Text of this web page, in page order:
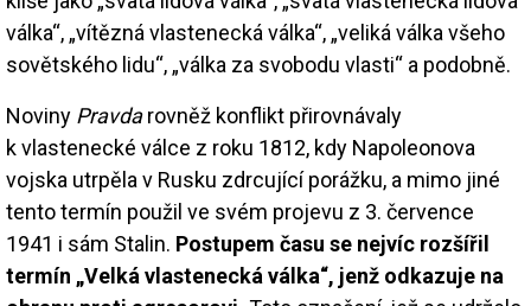
válka“, „vítězná vlastenecká válka“, „veliká válka všeho
sovětského lidu“, „válka za svobodu vlasti“ a podobně.
Noviny Pravdarovněž konflikt přirovnávaly
k vlastenecké válce z roku 1812, kdy Napoleonova
vojska utrpěla v Rusku zdrcující porážku, a mimo jiné
tento termín použil ve svém projevu z 3. července
1941 i sám Stalin. Postupem času se nejvíc rozšířil
termín „Velká vlastenecká válka“, jenž odkazuje na